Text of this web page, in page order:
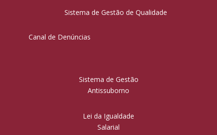
Sistema de Gestão de Qualidade
Canal de Denúncias
Sistema de Gestão
Antissuborno
Lei da Igualdade
Salarial